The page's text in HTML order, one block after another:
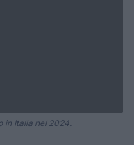
Italia nel 2024.